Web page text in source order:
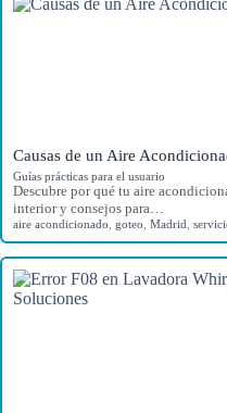
Causas de un Aire
Guías prácticas para el usuario
Descubre por qué tu aire
interior y consejos para…
aire acondicionado goteo Madrid